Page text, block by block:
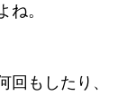
ね。
回もしたり、